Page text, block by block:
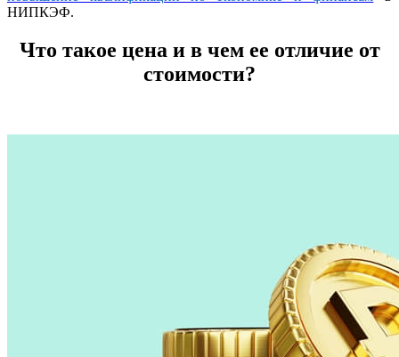
НИПКЭФ.
Что такое цена и в чем ее отличие от
стоимости?